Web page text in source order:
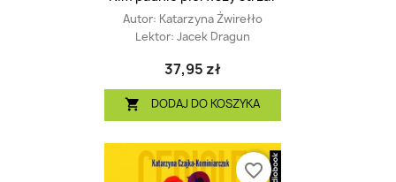
Autor: Katarzyna Żwirełło
Lektor: Jacek Dragun
37,95 zł
 DODAJ DO KOSZYKA
favorite_border